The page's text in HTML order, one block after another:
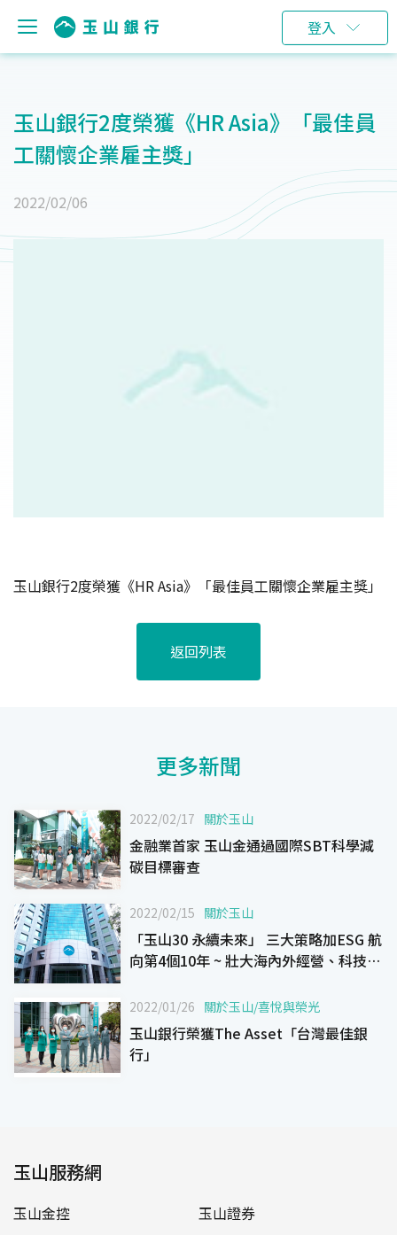
登入
玉山銀行2度榮獲《HR Asia》「最佳員
工關懷企業雇主獎」
2022/02/06
玉山銀行2度榮獲《HR Asia》「最佳員工關懷企業雇主獎」
返回列表
更多新聞
2022/02/17 關於玉山
金融業首家 玉山金通過國際SBT科學減
碳目標審查
2022/02/15 關於玉山
「玉山30 永續未來」 三大策略加ESG 航
向第4個10年 ~ 壯大海內外經營、科技領
2022/01/26 關於玉山/喜悅與榮光
玉山銀行榮獲The Asset「台灣最佳銀
行」
玉山服務網
玉山金控
玉山證券